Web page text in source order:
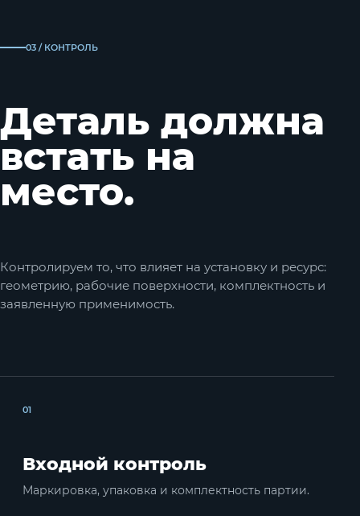
03 / КОНТРОЛЬ
Деталь должна
встать на
место.
Контролируем то, что влияет на установку и ресурс:
геометрию, рабочие поверхности, комплектность и
заявленную применимость.
01
Входной контроль
Маркировка, упаковка и комплектность партии.